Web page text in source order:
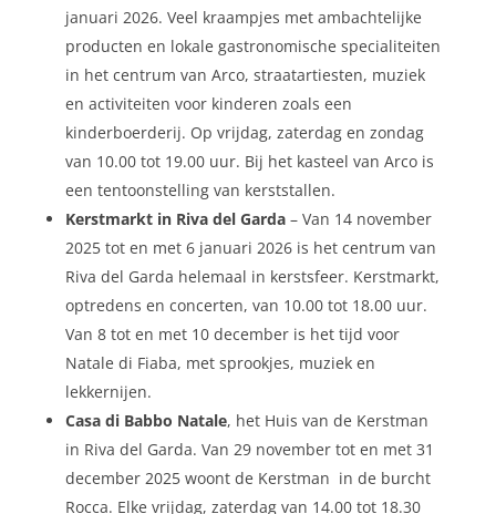
januari 2026. Veel kraampjes met ambachtelijke
producten en lokale gastronomische specialiteiten
in het centrum van Arco, straatartiesten, muziek
en activiteiten voor kinderen zoals een
kinderboerderij. Op vrijdag, zaterdag en zondag
van 10.00 tot 19.00 uur. Bij het kasteel van Arco is
een tentoonstelling van kerststallen.
Kerstmarkt in Riva del Garda– Van 14 november
2025 tot en met 6 januari 2026 is het centrum van
Riva del Garda helemaal in kerstsfeer. Kerstmarkt,
optredens en concerten, van 10.00 tot 18.00 uur.
Van 8 tot en met 10 december is het tijd voor
Natale di Fiaba, met sprookjes, muziek en
lekkernijen.
Casa di Babbo Natale, het Huis van de Kerstman
in Riva del Garda. Van 29 november tot en met 31
december 2025 woont de Kerstman in de burcht
Rocca. Elke vrijdag, zaterdag van 14.00 tot 18.30